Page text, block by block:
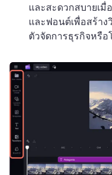
และสะดวกสบายเมื่
และฟอนต์เพื่อสร้า
ตัวจัดการธุรกิจหรื